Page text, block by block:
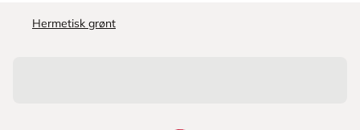
Hermetisk grønt